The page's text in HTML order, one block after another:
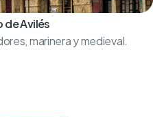
de Avilés
marinera y medieval.